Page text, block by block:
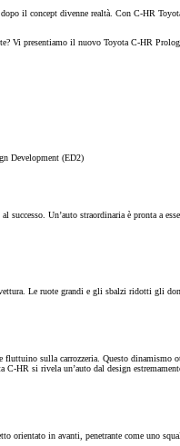
il concept divenne realtà. Con C-HR
Vi presentiamo il nuovo Toyota C-HR
Development (ED2)
Un’auto straordinaria è pronta a
Le ruote grandi e gli sbalzi ridotti gli
sulla carrozzeria. Questo dinamismo
HR si rivela un’auto dal design
orientato in avanti, penetrante come uno